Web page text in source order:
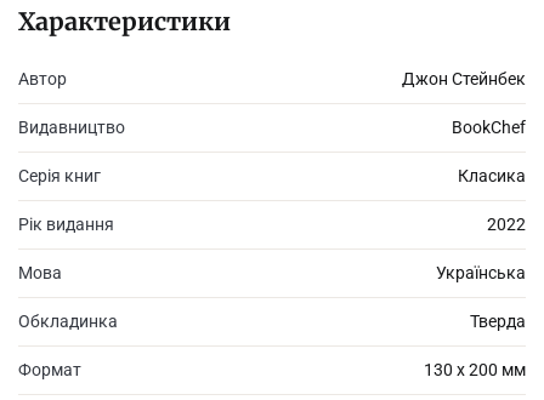
окремої людини здійснити свою мрію. Та не завжди
складається так, як гадається…
Характеристики
Автор Джон Стейнбек
Видавництво BookChef
Серія книг Класика
Рік видання 2022
Мова Українська
Обкладинка Тверда
Формат 130 х 200 мм